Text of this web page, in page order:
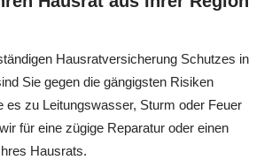
Hausratversicherung Schutzes in
Sie gegen die gängigsten Risiken
es zu Leitungswasser, Sturm oder Feuer
für eine zügige Reparatur oder einen
Hausrats.